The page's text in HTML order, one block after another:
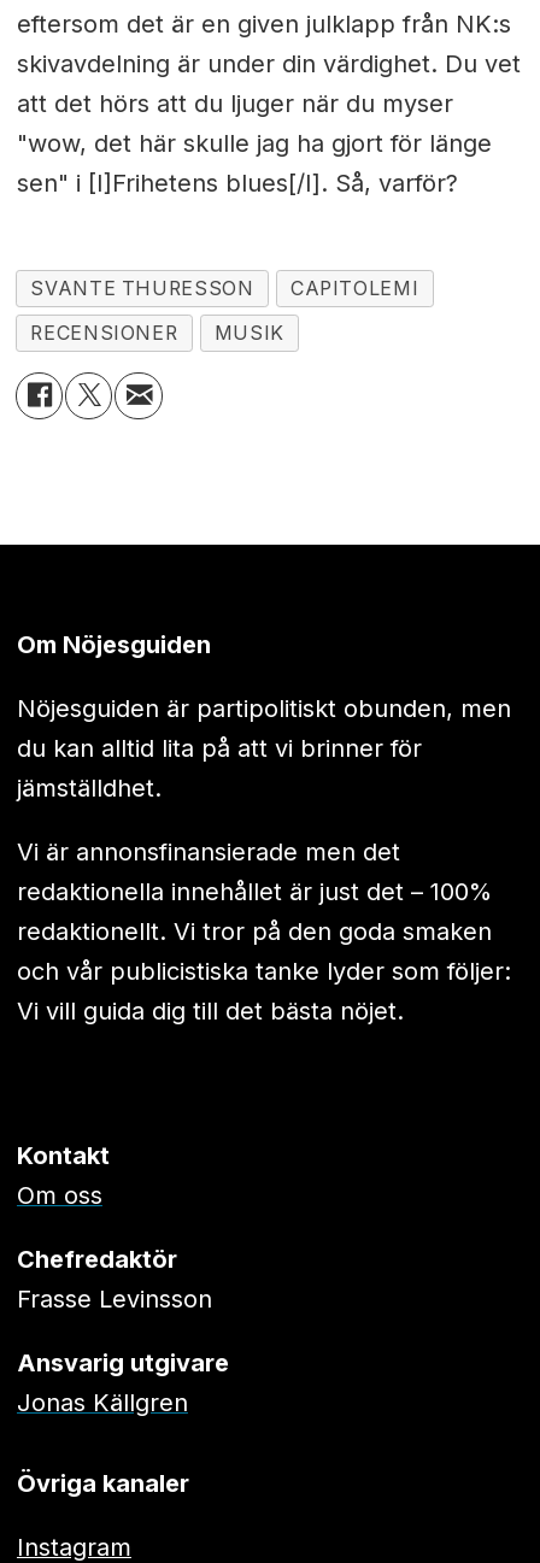
eftersom det är en given julklapp från NK:s
skivavdelning är under din värdighet. Du vet
att det hörs att du ljuger när du myser
"wow, det här skulle jag ha gjort för länge
sen" i [I]Frihetens blues[/I]. Så, varför?
SVANTE THURESSON
CAPITOLEMI
RECENSIONER
MUSIK
Om Nöjesguiden
Nöjesguiden är partipolitiskt obunden, men
du kan alltid lita på att vi brinner för
jämställdhet.
Vi är annonsfinansierade men det
redaktionella innehållet är just det – 100%
redaktionellt. Vi tror på den goda smaken
och vår publicistiska tanke lyder som följer:
Vi vill guida dig till det bästa nöjet.
Kontakt
Om oss
Chefredaktör
Frasse Levinsson
Ansvarig utgivare
Jonas Källgren
Övriga kanaler
Instagram